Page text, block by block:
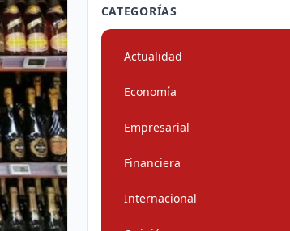
CATEGORÍAS
Actualidad
Economía
Empresarial
Financiera
Internacional